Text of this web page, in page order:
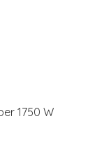
1750 W